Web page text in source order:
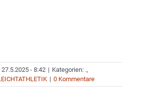
27.5.2025 - 8:42 | Kategorien: .,
| 0 Kommentare